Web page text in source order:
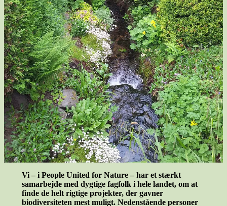
Vi – i People United for Nature – har et stærkt
samarbejde med dygtige fagfolk i hele landet, om at
finde de helt rigtige projekter, der gavner
biodiversiteten mest muligt. Nedenstående personer